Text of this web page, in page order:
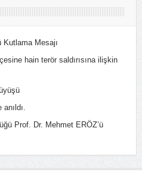
Kutlama Mesajı
hain terör saldırısına ilişkin
Prof. Dr. Mehmet ERÖZ’ü